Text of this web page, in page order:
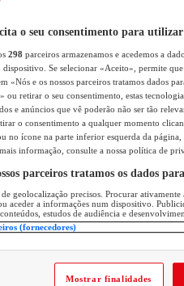
o seu consentimento para utilizar
298 parceiros armazenamos e acedemos a
dispositivo. Se selecionar «Aceito», permite
«Nós e os nossos parceiros tratamos dados
ou retirar o seu consentimento, estas
e anúncios que vê poderão não ser tão
o consentimento a qualquer momento
no ícone na parte inferior esquerda da página,
informação, consulte a nossa política de
parceiros tratamos os dados
geolocalização precisos. Procurar
aceder a informações num dispositivo.
estudos de audiência e
(fornecedores)
Mostrar finalidades